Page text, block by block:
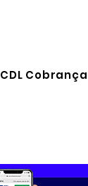
CDL Cobrança